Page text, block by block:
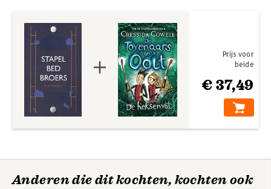
€ 37,49
Prijs voor
beide
Anderen die dit kochten, kochten ook